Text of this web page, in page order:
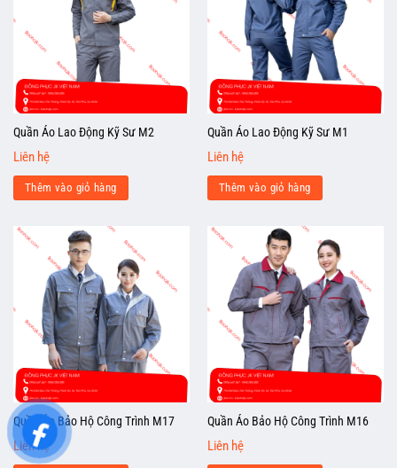
Quần Áo Lao Động Kỹ Sư M2
Liên hệ
Thêm vào giỏ hàng
Quần Áo Lao Động Kỹ Sư M1
Liên hệ
Thêm vào giỏ hàng
Quần Áo Bảo Hộ Công Trình M17
Liên hệ
Quần Áo Bảo Hộ Công Trình M16
Liên hệ